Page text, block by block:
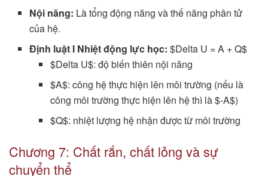
Nội năng: Là tổng động năng và thế năng phân tử
của hệ.
Định luật I Nhiệt động lực học: $Delta U = A + Q$
$Delta U$: độ biến thiên nội năng
$A$: công hệ thực hiện lên môi trường (nếu là
công môi trường thực hiện lên hệ thì là $-A$)
$Q$: nhiệt lượng hệ nhận được từ môi trường
Chương 7: Chất rắn, chất lỏng và sự
chuyển thể